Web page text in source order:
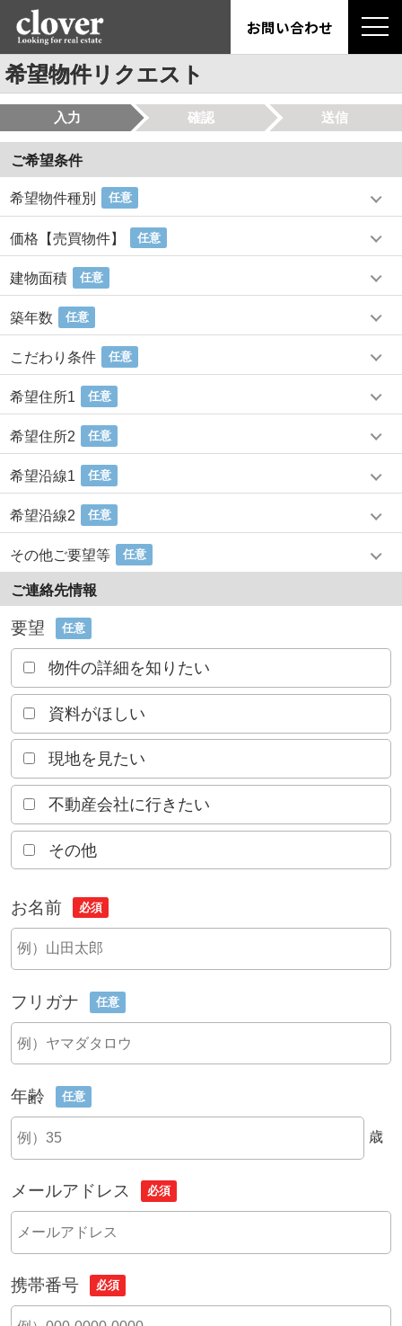
お問い合わせ
希望物件リクエスト
入力 確認 送信
ご希望条件
希望物件種別 任意
価格【売買物件】 任意
建物面積 任意
築年数 任意
こだわり条件 任意
希望住所1 任意
希望住所2 任意
希望沿線1 任意
希望沿線2 任意
その他ご要望等 任意
ご連絡先情報
要望 任意
物件の詳細を知りたい
資料がほしい
現地を見たい
不動産会社に行きたい
その他
お名前 必須
フリガナ 任意
年齢 任意
歳
メールアドレス 必須
携帯番号 必須